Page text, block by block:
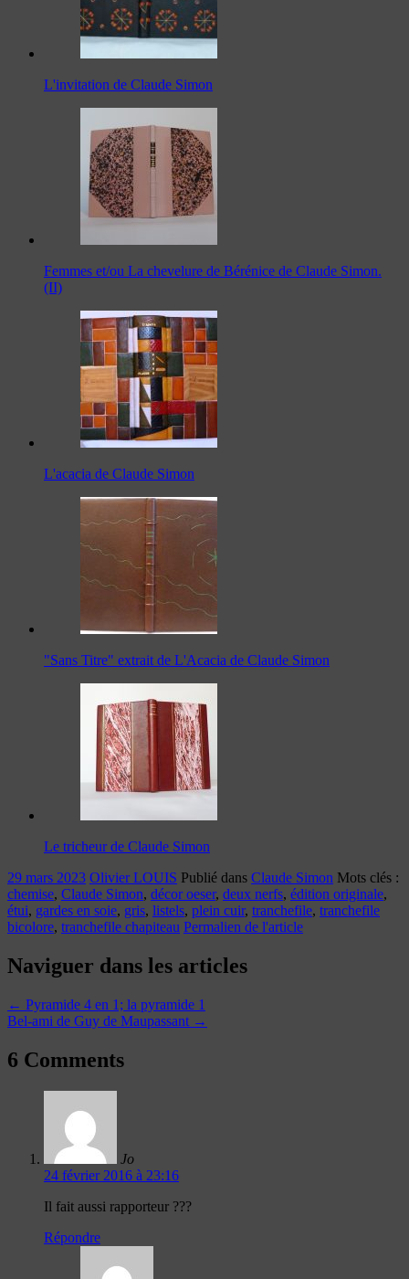
L'invitation de Claude Simon
Femmes et/ou La chevelure de Bérénice de Claude Simon.
(II)
L'acacia de Claude Simon
"Sans Titre" extrait de L'Acacia de Claude Simon
Le tricheur de Claude Simon
29 mars 2023 Olivier LOUIS Publié dans Claude Simon Mots clés :
chemise, Claude Simon, décor oeser, deux nerfs, édition originale,
étui, gardes en soie, gris, listels, plein cuir, tranchefile, tranchefile
bicolore, tranchefile chapiteau Permalien de l'article
Naviguer dans les articles
← Pyramide 4 en 1; la pyramide 1
Bel-ami de Guy de Maupassant →
6 Comments
Jo
24 février 2016 à 23:16
Il fait aussi rapporteur ???
Répondre